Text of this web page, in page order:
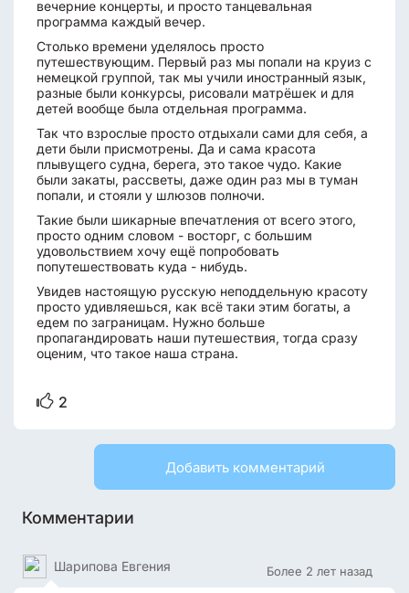
вечерние концерты, и просто танцевальная
программа каждый вечер.
Столько времени уделялось просто
путешествующим. Первый раз мы попали на круиз с
немецкой группой, так мы учили иностранный язык,
разные были конкурсы, рисовали матрёшек и для
детей вообще была отдельная программа.
Так что взрослые просто отдыхали сами для себя, а
дети были присмотрены. Да и сама красота
плывущего судна, берега, это такое чудо. Какие
были закаты, рассветы, даже один раз мы в туман
попали, и стояли у шлюзов полночи.
Такие были шикарные впечатления от всего этого,
просто одним словом - восторг, с большим
удовольствием хочу ещё попробовать
попутешествовать куда - нибудь.
Увидев настоящую русскую неподдельную красоту
просто удивляешься, как всё таки этим богаты, а
едем по заграницам. Нужно больше
пропагандировать наши путешествия, тогда сразу
оценим, что такое наша страна.
2
Добавить комментарий
Комментарии
Более 2 лет назад
Шарипова Евгения